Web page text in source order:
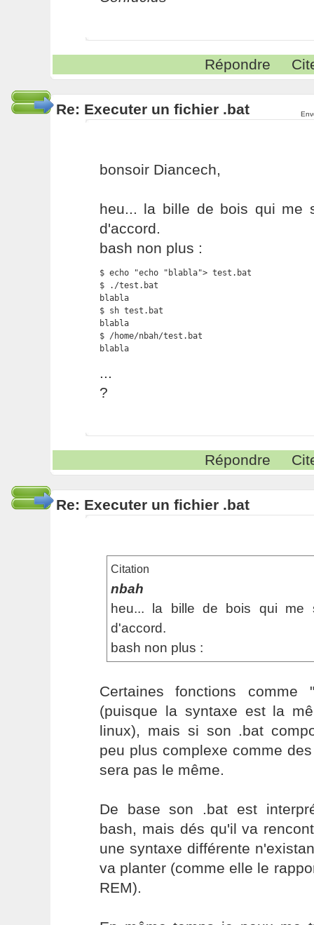
Répondre
Re: Executer un fichier .bat
bonsoir Diancech,
heu... la bille de bois qui me
d'accord.
bash non plus :
$ echo "echo "blabla"> test.bat
$ ./test.bat
blabla
$ sh test.bat
blabla
$ /home/nbah/test.bat
blabla
...
?
Répondre
Re: Executer un fichier .bat
Citation
nbah
heu... la bille de bois qui me
d'accord.
bash non plus :
Certaines fonctions comme
(puisque la syntaxe est la
linux), mais si son .bat
peu plus complexe comme
sera pas le même.
De base son .bat est
bash, mais dés qu'il va
une syntaxe différente
va planter (comme elle le
REM).